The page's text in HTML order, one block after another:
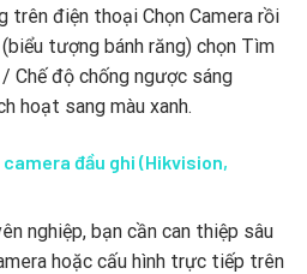
trên điện thoại Chọn Camera rồi
tượng bánh răng) chọn Tìm
Chế độ chống ngược sáng
hoạt sang màu xanh.
đầu ghi (Hikvision,
nghiệp, bạn cần can thiệp sâu
hoặc cấu hình trực tiếp trên